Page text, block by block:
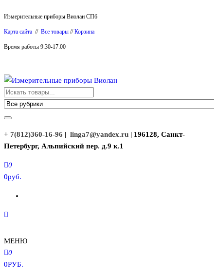
к
содержимому
Измерительные приборы Виолан СПб
Карта сайта // Все товары //Корзина
Время работы 9:30-17:00
Измерительные приборы Виолан
+ 7(812)360-16-96 | linga7@yandex.ru | 196128, Санкт-
Петербург, Альпийский пер. д.9 к.1
0
0руб.
МЕНЮ
0
0РУБ.